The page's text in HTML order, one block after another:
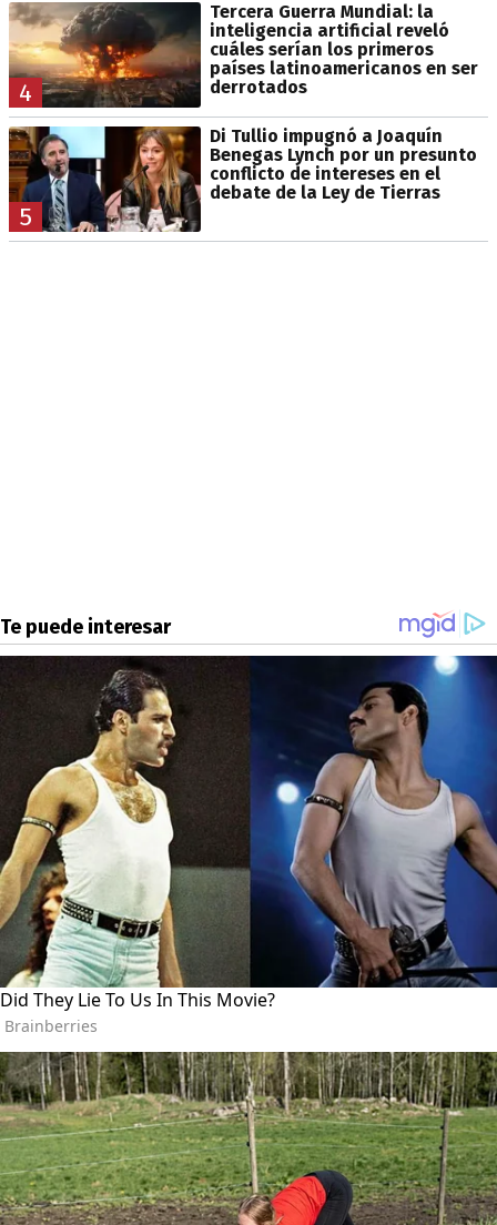
4
Tercera Guerra Mundial: la
inteligencia artificial reveló
cuáles serían los primeros
países latinoamericanos en ser
derrotados
5
Di Tullio impugnó a Joaquín
Benegas Lynch por un presunto
conflicto de intereses en el
debate de la Ley de Tierras